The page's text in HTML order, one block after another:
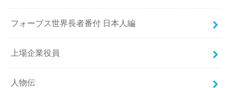
フォーブス世界長者番付 日本人編
上場企業役員
人物伝